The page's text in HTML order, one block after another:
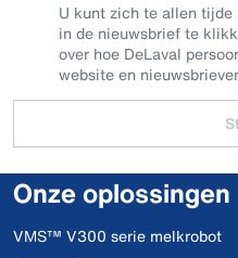
U kunt zich te allen
in de nieuwsbrief te
over hoe DeLaval
website en
Onze oplossingen
VMS™ V300 serie melkrobot